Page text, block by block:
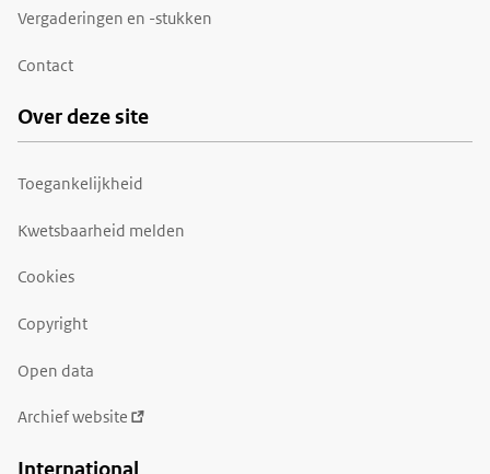
Vergaderingen en -stukken
Contact
Over deze site
Toegankelijkheid
Kwetsbaarheid melden
Cookies
Copyright
Open data
Archief website